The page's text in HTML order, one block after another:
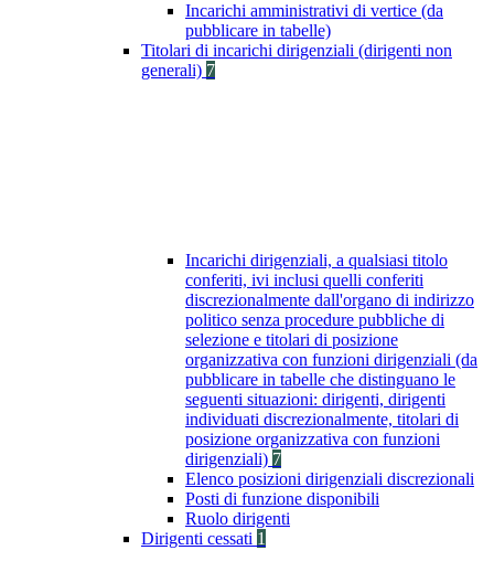
Incarichi amministrativi di vertice (da
pubblicare in tabelle)
Titolari di incarichi dirigenziali (dirigenti non
generali) 7
Incarichi dirigenziali, a qualsiasi titolo
conferiti, ivi inclusi quelli conferiti
discrezionalmente dall'organo di indirizzo
politico senza procedure pubbliche di
selezione e titolari di posizione
organizzativa con funzioni dirigenziali (da
pubblicare in tabelle che distinguano le
seguenti situazioni: dirigenti, dirigenti
individuati discrezionalmente, titolari di
posizione organizzativa con funzioni
dirigenziali) 7
Elenco posizioni dirigenziali discrezionali
Posti di funzione disponibili
Ruolo dirigenti
Dirigenti cessati 1